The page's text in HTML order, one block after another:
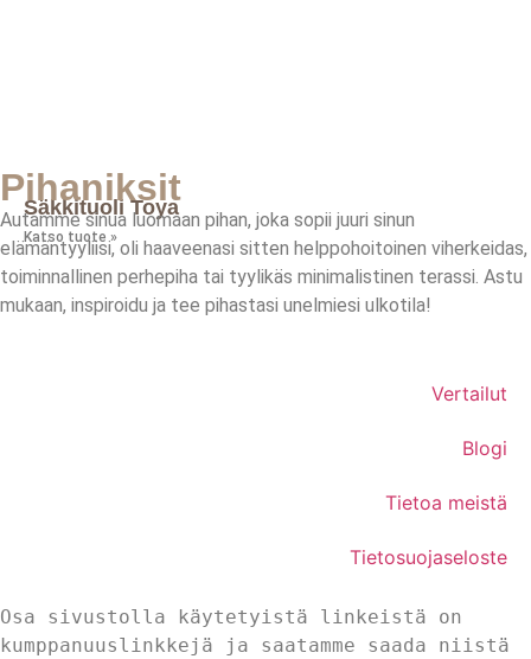
Säkkituoli Toya
Katso tuote »
Pihaniksit
Autamme sinua luomaan pihan, joka sopii juuri sinun
elämäntyyliisi, oli haaveenasi sitten helppohoitoinen viherkeidas,
toiminnallinen perhepiha tai tyylikäs minimalistinen terassi. Astu
mukaan, inspiroidu ja tee pihastasi unelmiesi ulkotila!
Vertailut
Blogi
Tietoa meistä
Tietosuojaseloste
Osa sivustolla käytetyistä linkeistä on
kumppanuuslinkkejä ja saatamme saada niistä